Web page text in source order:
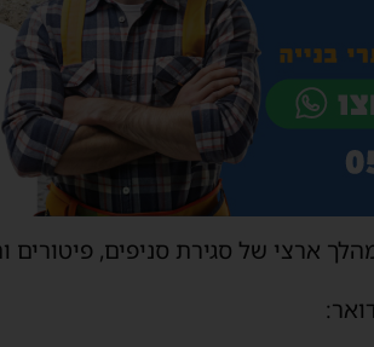
ארצי של סגירת סניפים, פיטורים